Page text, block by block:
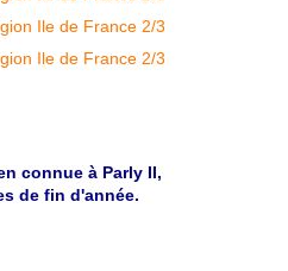
connue à Parly II,
de fin d'année.